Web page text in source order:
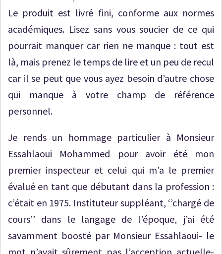
Le produit est livré fini, conforme aux normes
académiques. Lisez sans vous soucier de ce qui
pourrait manquer car rien ne manque : tout est
là, mais prenez le temps de lire et un peu de recul
car il se peut que vous ayez besoin d’autre chose
qui manque à votre champ de référence
personnel.
Je rends un hommage particulier à Monsieur
Essahlaoui Mohammed pour avoir été mon
premier inspecteur et celui qui m’a le premier
évalué en tant que débutant dans la profession :
c’était en 1975. Instituteur suppléant, ‘’chargé de
cours’’ dans le langage de l’époque, j’ai été
savamment boosté par Monsieur Essahlaoui- le